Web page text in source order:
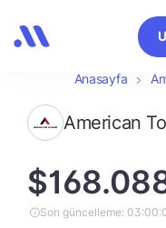
Anasayfa
American
Son güncelleme: